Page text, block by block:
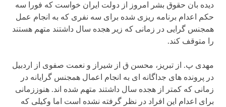
دیده بان حقوق بشر امروز از دولت ایران خواست که فورا سه
حکم اعدام برنامه ریزی شده برای سه نفری که به انجام عمل
همجنس گرایی در زمانی که زیر هجده سال داشتند متهم هستند
را متوقف کند.
مهدی پ. از تبریز، محسن ق از شیراز و نعمت صفوی از اردبیل
در پرونده های جداگانه ای به انجام اعمال همجنس گرایانه در
زمانی که کمتر از هجده سال داشتند متهم شده اند. هنوززمانی
برای اعدام این افراد در نظر گرفته نشده است اما وکیلی که